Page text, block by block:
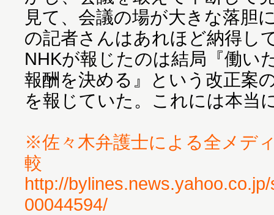
見て、会議の場が大きな落胆
の記者さんはあれほど納得し
NHKが報じたのは結局『働い
報酬を決める』という改正案
を報じていた。これには本当
※佐々木弁護士による全メデ
較
http://
00044594/